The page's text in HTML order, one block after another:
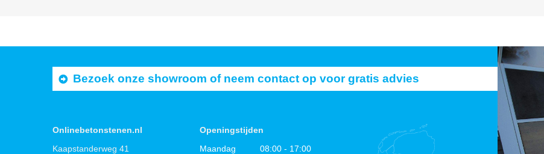
Bezoek onze showroom of neem contact op voor gratis advies
Onlinebetonstenen.nl
Kaapstanderweg 41
Openingstijden
Maandag
08:00 - 17:00